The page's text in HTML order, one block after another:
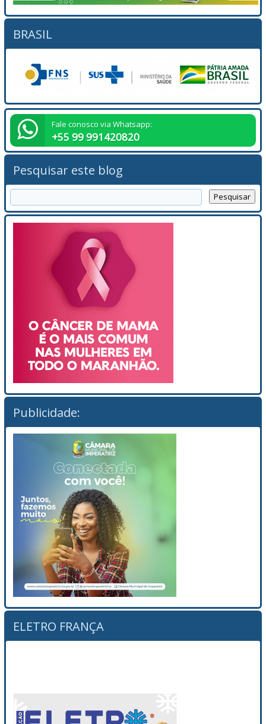
BRASIL
Fale conosco via Whatsapp:
+55 99 991420820
Pesquisar este blog
Publicidade:
ELETRO FRANÇA